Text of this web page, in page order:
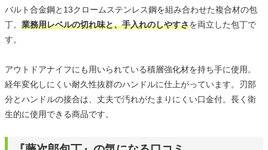
バルト合金鋼と13クロームステンレス鋼を組み合わせた複合材の包
丁。 業務用レベルの切れ味と、手入れのしやすさを両立した包丁で
す。
アウトドアナイフにも用いられている積層強化材を持ち手に使用。
経年変化しにくい耐久性抜群のハンドルに仕上がっています。刃部
分とハンドルの接合は、丈夫で汚れがたまりにくい口金付。長く衛
生的に使用できる商品です。